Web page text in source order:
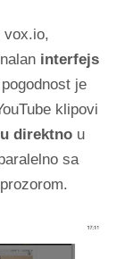
interfejs
je
klipovi
direktnou
sa